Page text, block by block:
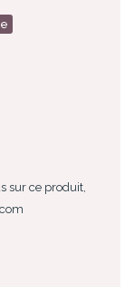
sur ce produit,